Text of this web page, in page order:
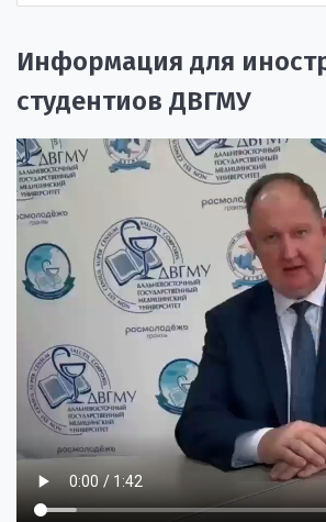
Информация для
студентиов ДВГМУ